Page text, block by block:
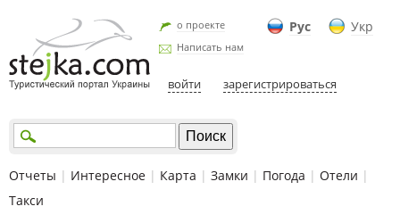
Рус Укр
о проекте
Написать нам
войти зарегистрироваться
Отчеты | Интересное | Карта | Замки | Погода | Отели |
Такси